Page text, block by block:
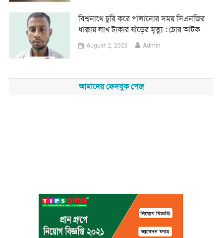
‎বিশ্বনাথে চুরি করে পালানোর সময় সিএনজির
ধাক্কায় লাখ টাকার ষাঁড়ের মৃত্যু : চোর আটক
August 2, 2026 Admin
আমাদের ফেসবুক পেজ